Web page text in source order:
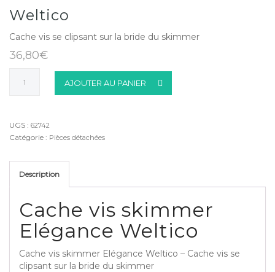
Weltico
Cache vis se clipsant sur la bride du skimmer
36,80€
skimmer
Elégance
AJOUTER AU PANIER
UGS : 62742
Catégorie : Pièces détachées
Description
Cache vis skimmer
Elégance Weltico
Cache vis skimmer Elégance Weltico – Cache vis se
clipsant sur la bride du skimmer